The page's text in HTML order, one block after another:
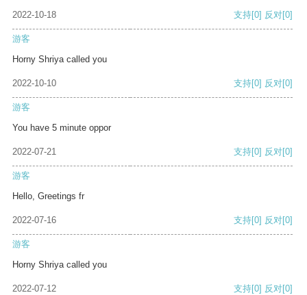
2022-10-18 支持[0] 反对[0]
游客
Horny Shriya called you
2022-10-10 支持[0] 反对[0]
游客
You have 5 minute oppor
2022-07-21 支持[0] 反对[0]
游客
Hello, Greetings fr
2022-07-16 支持[0] 反对[0]
游客
Horny Shriya called you
2022-07-12 支持[0] 反对[0]